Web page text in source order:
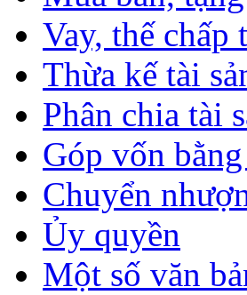
Vay, thế chấp
Thừa kế tài
Phân chia tài
Góp vốn
Chuyển
Ủy quyền
Một số văn